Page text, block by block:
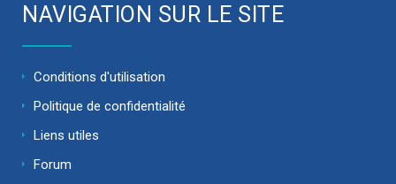
NAVIGATION SUR LE SITE
Conditions d'utilisation
Politique de confidentialité
Liens utiles
Forum